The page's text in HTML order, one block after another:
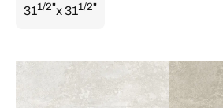
311/2"x 311/2"